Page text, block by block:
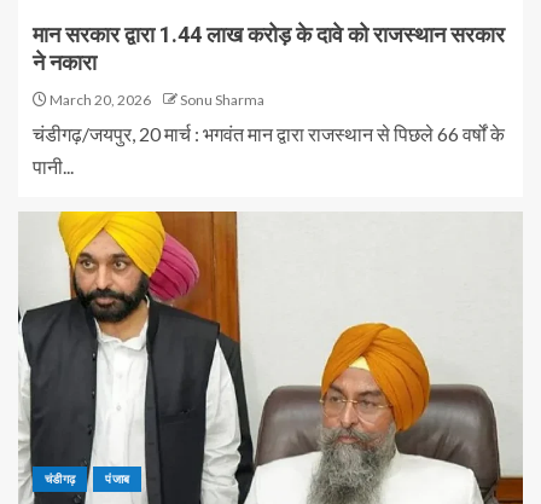
मान सरकार द्वारा 1.44 लाख करोड़ के दावे को राजस्थान सरकार
ने नकारा
March 20, 2026 Sonu Sharma
चंडीगढ़/जयपुर, 20 मार्च : भगवंत मान द्वारा राजस्थान से पिछले 66 वर्षों के
पानी...
चंडीगढ़ पंजाब